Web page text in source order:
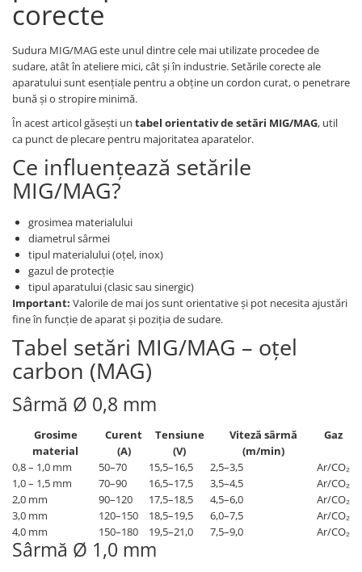
Pistolete sudura TIG/WIG
Aparate de taiere cu plasma
Incalzitoare, sobe cu ulei ars
Piese incalzitoare cu ulei ars MTM
Compresoare
Aparate de sudura industriale
Aparate de sudura laser
Aparate de tras tabla-tinichigerie
auto
Aparate multifunctionale
Discuri abrazive, taiere, slefuire,
polizare
Discuri de polizare finisare
Discuri hibrid de slefuire polizare
Discuri lamelare
Dulapuri scule, carucioare de scule
Echipamente de protectie
Mese de sudura
Pachete aparate sudura
Sarma sudura, baghete TIG,
electrozi sudura
Sarma sudura
Baghete sudura WIG (TIG)
Electrozi sudura
corecte
Sudura MIG/MAG este unul dintre cele mai utilizate procedee de
sudare, atât în ateliere mici, cât și în industrie. Setările corecte ale
aparatului sunt esențiale pentru a obține un cordon curat, o penetrare
bună și o stropire minimă.
În acest articol găsești un tabel orientativ de setări MIG/MAG, util
ca punct de plecare pentru majoritatea aparatelor.
Ce influențează setările
MIG/MAG?
grosimea materialului
diametrul sârmei
tipul materialului (oțel, inox)
gazul de protecție
tipul aparatului (clasic sau sinergic)
Important: Valorile de mai jos sunt orientative și pot necesita ajustări
fine în funcție de aparat și poziția de sudare.
Tabel setări MIG/MAG – oțel
carbon (MAG)
Sârmă Ø 0,8 mm
Grosime
material
Curent
(A)
Tensiune
(V)
Viteză sârmă
(m/min)
Gaz
0,8 – 1,0 mm 50–70 15,5–16,5 2,5–3,5
Ar/CO₂
1,0 – 1,5 mm
70–90 16,5–17,5 3,5–4,5
Ar/CO₂
2,0 mm
90–120 17,5–18,5 4,5–6,0
Ar/CO₂
3,0 mm
120–150 18,5–19,5 6,0–7,5
Ar/CO₂
4,0 mm
150–180 19,5–21,0 7,5–9,0 Ar/CO₂
Sârmă Ø 1,0 mm